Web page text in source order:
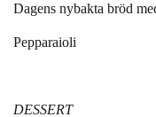
Dagens nybakta bröd
Pepparaioli
DESSERT